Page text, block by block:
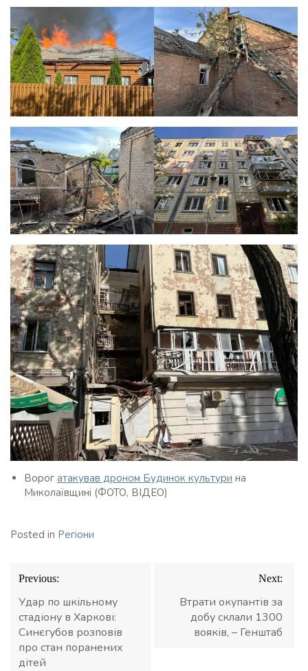
Ворог атакував дроном Будинок культури на
Миколаївщині (ФОТО, ВІДЕО)
Posted in Регіони
Навігація
записів
Previous:
Удар по шкільному
стадіону в Харкові:
Синєгубов розповів
про стан поранених
дітей
Next:
Втрати окупантів за
добу склали 1300
вояків, – Генштаб